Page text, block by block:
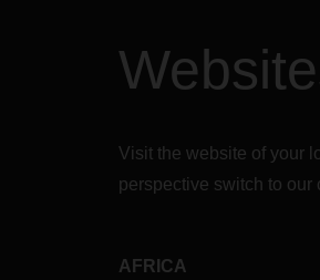
Visit the website of your
perspective switch to our
AFRICA